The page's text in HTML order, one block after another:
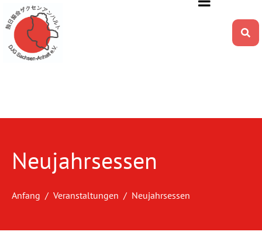
Neujahrsessen
Anfang Veranstaltungen Neujahrsessen